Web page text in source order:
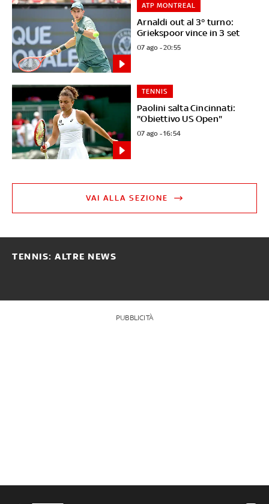
Arnaldi out al 3° turno:
Griekspoor vince in 3 set
ATP MONTREAL
07 ago - 20:55
Paolini salta Cincinnati:
"Obiettivo US Open"
TENNIS
07 ago - 16:54
VAI ALLA SEZIONE
TENNIS: ALTRE NEWS
PUBBLICITÀ